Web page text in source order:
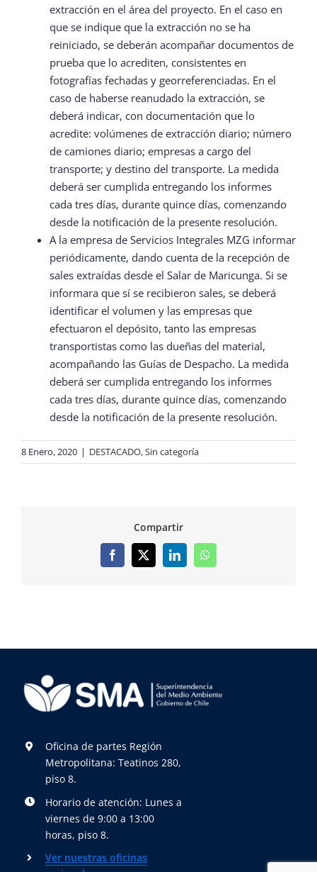
extracción en el área del proyecto. En el caso en
que se indique que la extracción no se ha
reiniciado, se deberán acompañar documentos de
prueba que lo acrediten, consistentes en
fotografías fechadas y georreferenciadas. En el
caso de haberse reanudado la extracción, se
deberá indicar, con documentación que lo
acredite: volúmenes de extracción diario; número
de camiones diario; empresas a cargo del
transporte; y destino del transporte. La medida
deberá ser cumplida entregando los informes
cada tres días, durante quince días, comenzando
desde la notificación de la presente resolución.
A la empresa de Servicios Integrales MZG informar
periódicamente, dando cuenta de la recepción de
sales extraídas desde el Salar de Maricunga. Si se
informara que sí se recibieron sales, se deberá
identificar el volumen y las empresas que
efectuaron el depósito, tanto las empresas
transportistas como las dueñas del material,
acompañando las Guías de Despacho. La medida
deberá ser cumplida entregando los informes
cada tres días, durante quince días, comenzando
desde la notificación de la presente resolución.
8 Enero, 2020 | DESTACADO,Sin categoría
Compartir
Facebook
X LinkedInWhatsApp
Oficina de partes Región
Metropolitana: Teatinos 280,
piso 8.
Horario de atención: Lunes a
viernes de 9:00 a 13:00
horas, piso 8.
Ver nuestras oficinas